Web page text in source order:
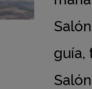
guía,